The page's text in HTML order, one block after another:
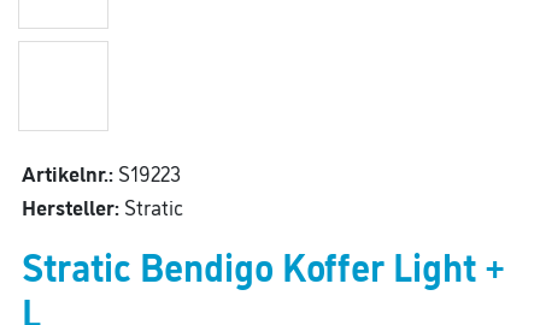
Artikelnr.: S19223
Hersteller: Stratic
Stratic Bendigo Koffer Light +
L